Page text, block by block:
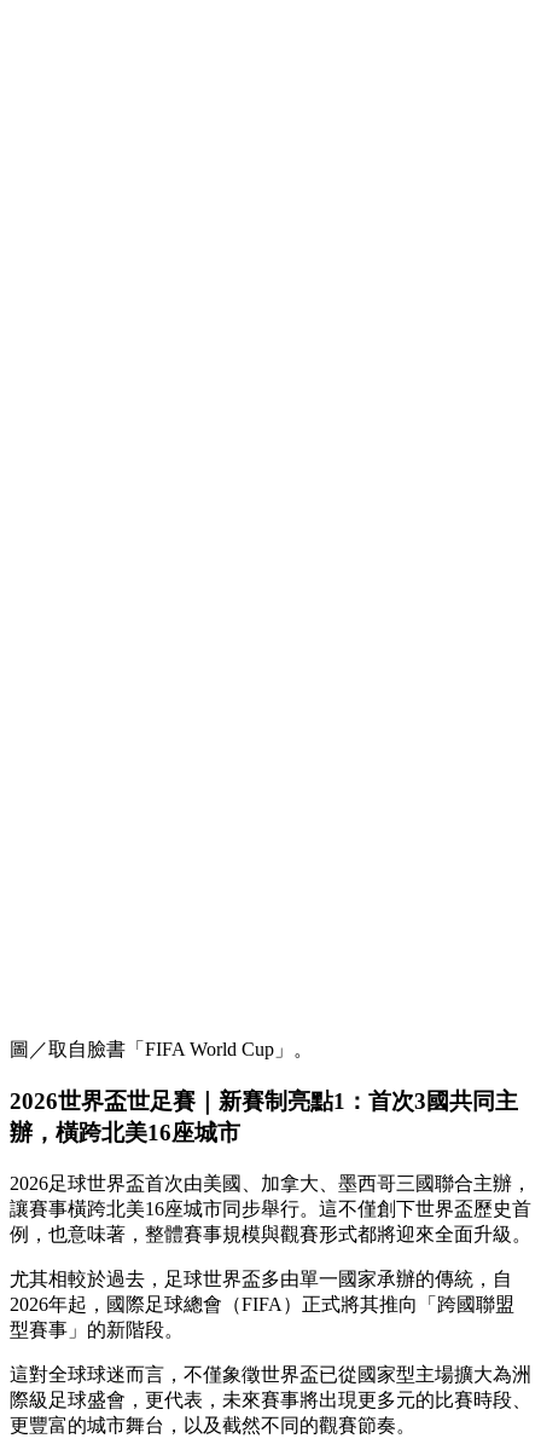
圖／取自臉書「FIFA World Cup」。
2026世界盃世足賽｜新賽制亮點1：首次3國共同主
辦，橫跨北美16座城市
2026足球世界盃首次由美國、加拿大、墨西哥三國聯合主辦，
讓賽事橫跨北美16座城市同步舉行。這不僅創下世界盃歷史首
例，也意味著，整體賽事規模與觀賽形式都將迎來全面升級。
尤其相較於過去，足球世界盃多由單一國家承辦的傳統，自
2026年起，國際足球總會（FIFA）正式將其推向「跨國聯盟
型賽事」的新階段。
這對全球球迷而言，不僅象徵世界盃已從國家型主場擴大為洲
際級足球盛會，更代表，未來賽事將出現更多元的比賽時段、
更豐富的城市舞台，以及截然不同的觀賽節奏。